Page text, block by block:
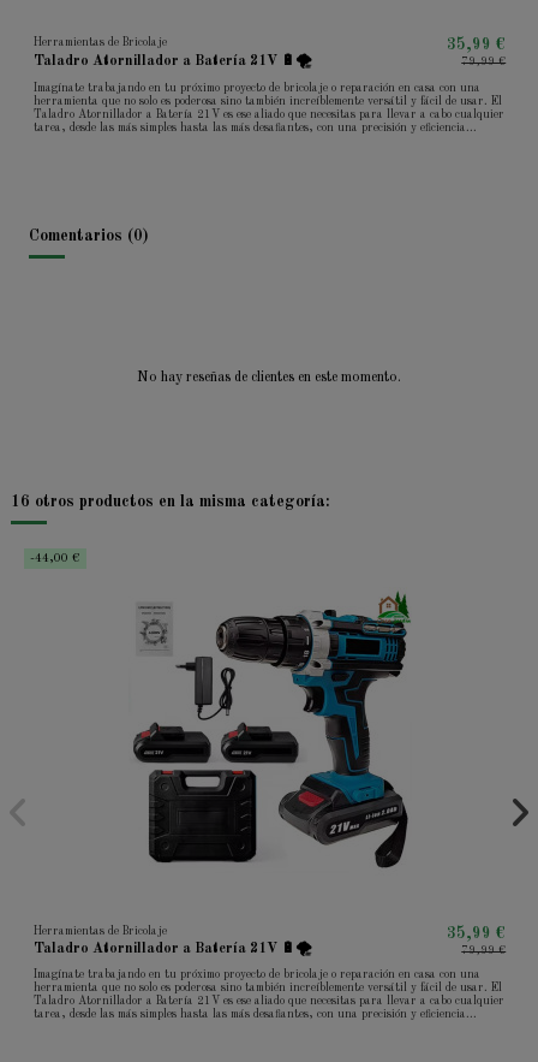
Herramientas de Bricolaje
Taladro Atornillador a Batería 21V 🔋🌪
35,99 €
79,99 €
Imagínate trabajando en tu próximo proyecto de bricolaje o reparación en casa con una
herramienta que no solo es poderosa sino también increíblemente versátil y fácil de usar. El
Taladro Atornillador a Batería 21V es ese aliado que necesitas para llevar a cabo cualquier
tarea, desde las más simples hasta las más desafiantes, con una precisión y eficiencia...
Comentarios (0)
No hay reseñas de clientes en este momento.
16 otros productos en la misma categoría:
-44,00 €
Herramientas de Bricolaje
Taladro Atornillador a Batería 21V 🔋🌪
35,99 €
79,99 €
Imagínate trabajando en tu próximo proyecto de bricolaje o reparación en casa con una
herramienta que no solo es poderosa sino también increíblemente versátil y fácil de usar. El
Taladro Atornillador a Batería 21V es ese aliado que necesitas para llevar a cabo cualquier
tarea, desde las más simples hasta las más desafiantes, con una precisión y eficiencia...